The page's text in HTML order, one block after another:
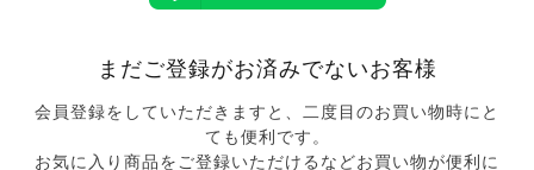
まだご登録がお済みでないお客様
会員登録をしていただきますと、二度目のお買い物時にと
ても便利です。
お気に入り商品をご登録いただけるなどお買い物が便利に